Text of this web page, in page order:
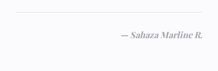
—Sahaza Marline R.